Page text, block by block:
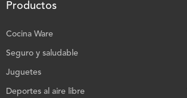
Productos
Cocina Ware
Seguro y saludable
Juguetes
Deportes al aire libre